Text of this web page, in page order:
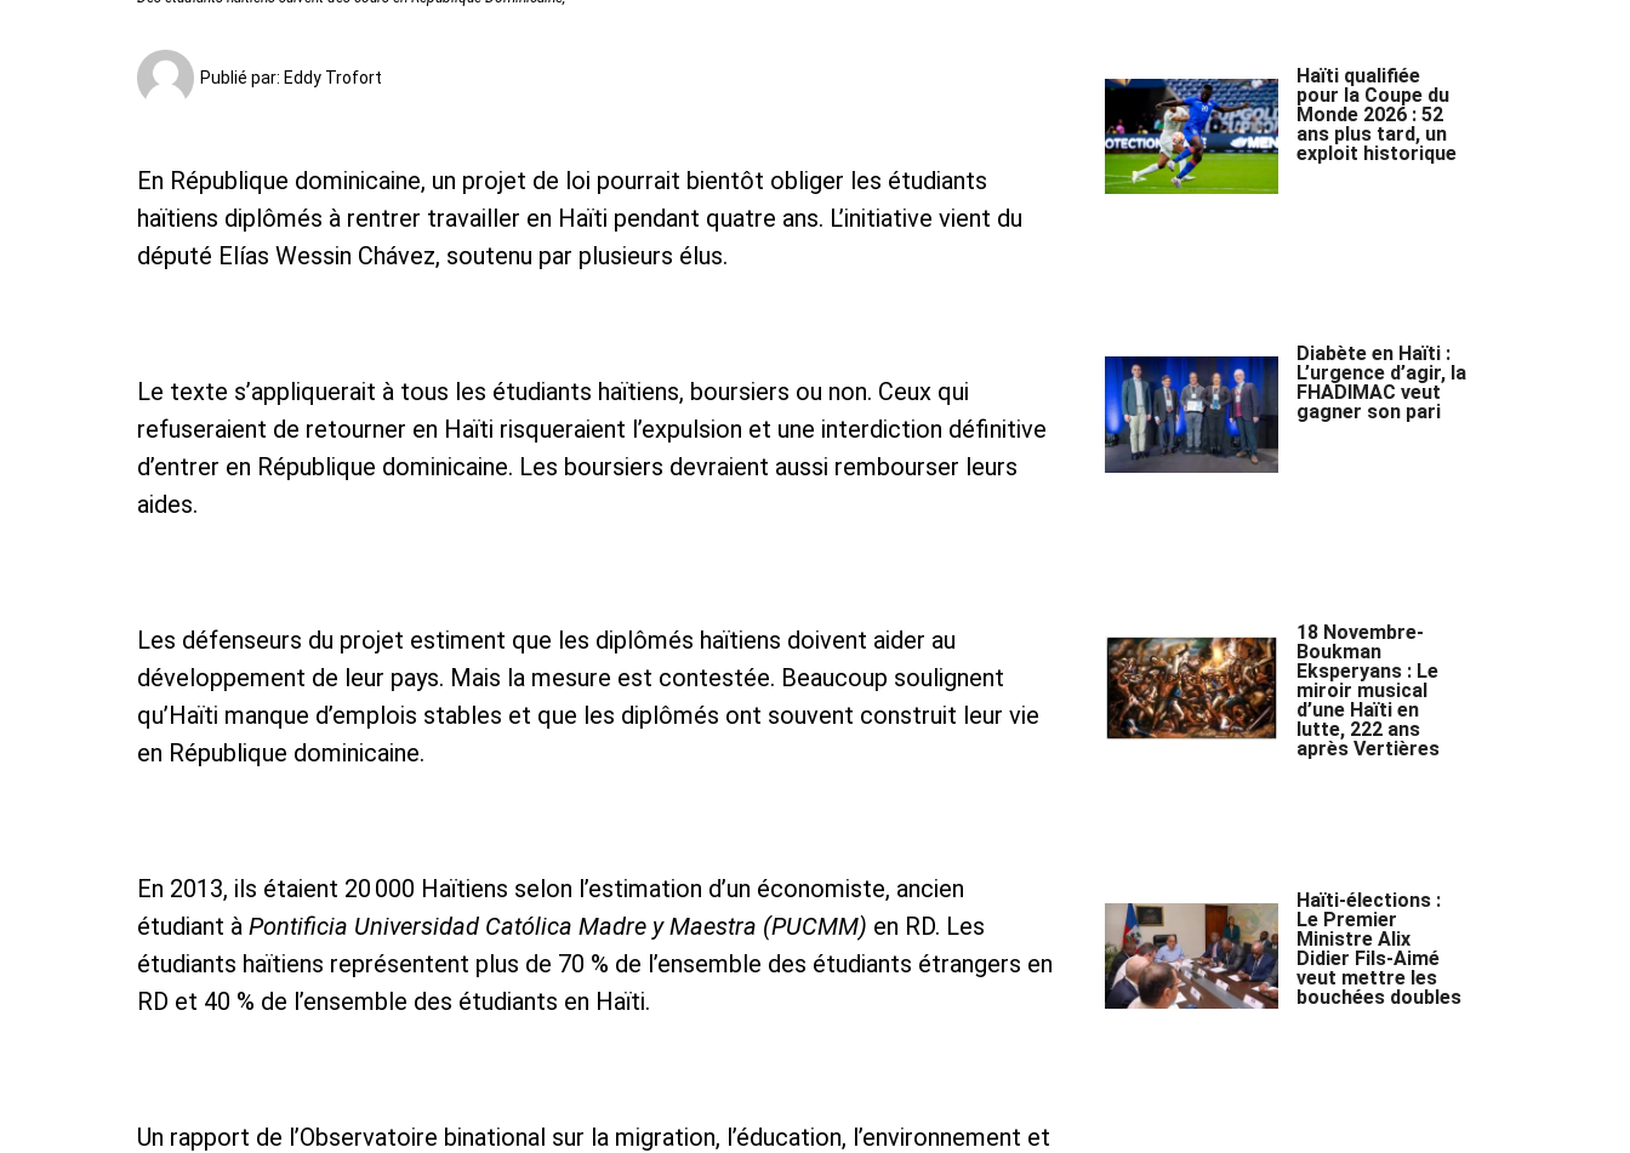
Publié par: Eddy Trofort
En République dominicaine, un projet de loi pourrait bientôt obliger les étudiants
haïtiens diplômés à rentrer travailler en Haïti pendant quatre ans. L’initiative vient du
député Elías Wessin Chávez, soutenu par plusieurs élus.
Le texte s’appliquerait à tous les étudiants haïtiens, boursiers ou non. Ceux qui
refuseraient de retourner en Haïti risqueraient l’expulsion et une interdiction définitive
d’entrer en République dominicaine. Les boursiers devraient aussi rembourser leurs
aides.
Les défenseurs du projet estiment que les diplômés haïtiens doivent aider au
développement de leur pays. Mais la mesure est contestée. Beaucoup soulignent
qu’Haïti manque d’emplois stables et que les diplômés ont souvent construit leur vie
en République dominicaine.
En 2013, ils étaient 20 000 Haïtiens selon l’estimation d’un économiste, ancien
étudiant à Pontificia Universidad Católica Madre y Maestra (PUCMM) en RD. Les
étudiants haïtiens représentent plus de 70 % de l’ensemble des étudiants étrangers en
RD et 40 % de l’ensemble des étudiants en Haïti.
Un rapport de l’Observatoire binational sur la migration, l’éducation, l’environnement et
Haïti qualifiée
pour la Coupe du
Monde 2026 : 52
ans plus tard, un
exploit historique
Diabète en Haïti :
L’urgence d’agir, la
FHADIMAC veut
gagner son pari
18 Novembre-
Boukman
Eksperyans : Le
miroir musical
d’une Haïti en
lutte, 222 ans
après Vertières
Haïti-élections :
Le Premier
Ministre Alix
Didier Fils-Aimé
veut mettre les
bouchées doubles